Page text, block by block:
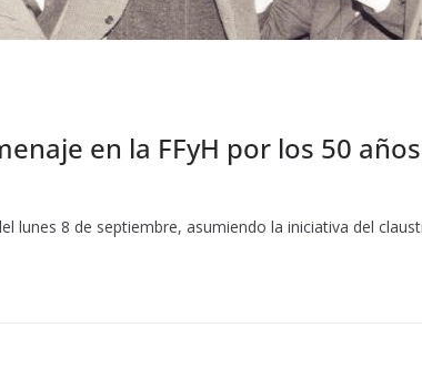
en la FFyH por los 50
lunes 8 de septiembre, asumiendo la iniciativa del